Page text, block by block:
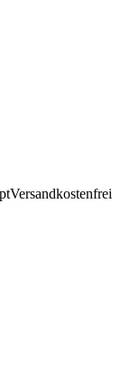
Versandkostenfrei